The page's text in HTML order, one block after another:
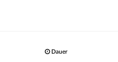
Dauer